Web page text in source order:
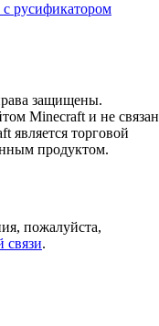
русификатором
защищены.
Minecraft и не связан
является торговой
продуктом.
пожалуйста,
связи.